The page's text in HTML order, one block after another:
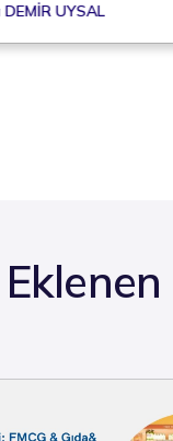
UYSAL